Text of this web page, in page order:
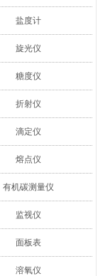
盐度计
旋光仪
糖度仪
折射仪
滴定仪
熔点仪
有机碳测量仪
监视仪
面板表
溶氧仪